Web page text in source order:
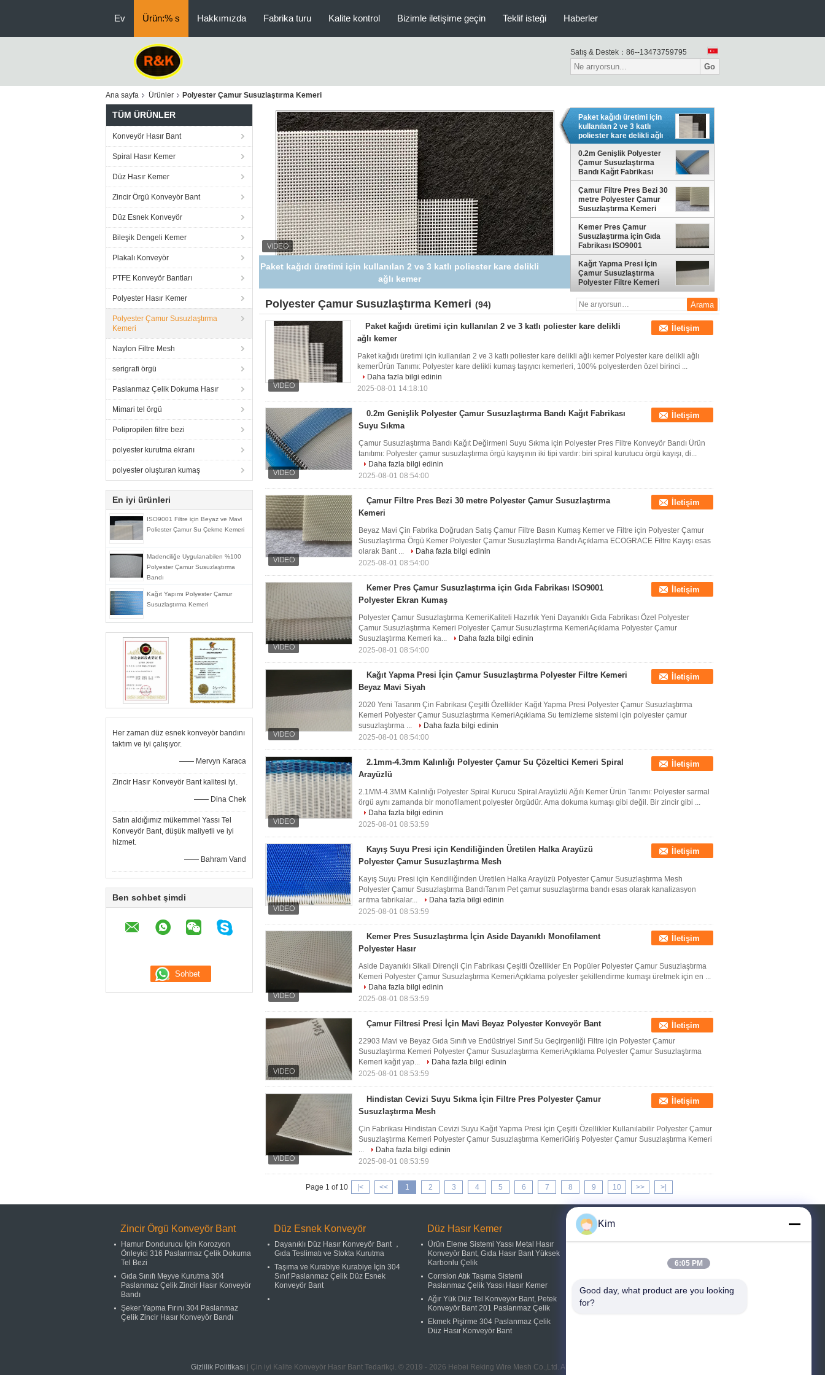
Ev Ürün:% s Hakkımızda Fabrika turu Kalite kontrol Bizimle iletişime geçin Teklif isteği Haberler
Satış & Destek： 86--13473759795
Go
Ana sayfa Ürünler Polyester Çamur Susuzlaştırma Kemeri
TÜM ÜRÜNLER
Konveyör Hasır Bant
Spiral Hasır Kemer
Düz Hasır Kemer
Zincir Örgü Konveyör Bant
Düz Esnek Konveyör
Bileşik Dengeli Kemer
Plakalı Konveyör
PTFE Konveyör Bantları
Polyester Hasır Kemer
Polyester Çamur Susuzlaştırma
Kemeri
Naylon Filtre Mesh
serigrafi örgü
Paslanmaz Çelik Dokuma Hasır
Mimari tel örgü
Polipropilen filtre bezi
polyester kurutma ekranı
polyester oluşturan kumaş
En iyi ürünleri
ISO9001 Filtre için Beyaz ve Mavi
Poliester Çamur Su Çekme Kemeri
Madenciliğe Uygulanabilen %100
Polyester Çamur Susuzlaştırma
Bandı
Kağıt Yapımı Polyester Çamur
Susuzlaştırma Kemeri
Her zaman düz esnek konveyör bandını
taktım ve iyi çalışıyor.
—— Mervyn Karaca
Zincir Hasır Konveyör Bant kalitesi iyi.
—— Dina Chek
Satın aldığımız mükemmel Yassı Tel
Konveyör Bant, düşük maliyetli ve iyi
hizmet.
—— Bahram Vand
Ben sohbet şimdi
0.2m Genişlik Polyester Çamur Susuzlaştırma Bandı Kağıt
Fabrikası Suyu Sıkma
Paket kağıdı üretimi için
kullanılan 2 ve 3 katlı
poliester kare delikli ağlı
kemer
0.2m Genişlik Polyester
Çamur Susuzlaştırma
Bandı Kağıt Fabrikası
Suyu Sıkma
Çamur Filtre Pres Bezi 30
metre Polyester Çamur
Susuzlaştırma Kemeri
Kemer Pres Çamur
Susuzlaştırma için Gıda
Fabrikası ISO9001
Polyester Ekran Kumaş
Kağıt Yapma Presi İçin
Çamur Susuzlaştırma
Polyester Filtre Kemeri
Beyaz Mavi Siyah
Polyester Çamur Susuzlaştırma Kemeri (94)
Paket kağıdı üretimi için kullanılan 2 ve 3 katlı poliester kare delikli
ağlı kemer
İletişim
Paket kağıdı üretimi için kullanılan 2 ve 3 katlı poliester kare delikli ağlı kemer Polyester kare delikli ağlı
kemerÜrün Tanımı: Polyester kare delikli kumaş taşıyıcı kemerleri, 100% polyesterden özel birinci ...
Daha fazla bilgi edinin
2025-08-01 14:18:10
0.2m Genişlik Polyester Çamur Susuzlaştırma Bandı Kağıt Fabrikası
Suyu Sıkma
İletişim
Çamur Susuzlaştırma Bandı Kağıt Değirmeni Suyu Sıkma için Polyester Pres Filtre Konveyör Bandı Ürün
tanıtımı: Polyester çamur susuzlaştırma örgü kayışının iki tipi vardır: biri spiral kurutucu örgü kayışı, di...
Daha fazla bilgi edinin
2025-08-01 08:54:00
Çamur Filtre Pres Bezi 30 metre Polyester Çamur Susuzlaştırma
Kemeri
İletişim
Beyaz Mavi Çin Fabrika Doğrudan Satış Çamur Filtre Basın Kumaş Kemer ve Filtre için Polyester Çamur
Susuzlaştırma Örgü Kemer Polyester Çamur Susuzlaştırma Bandı Açıklama ECOGRACE Filtre Kayışı esas
olarak Bant ...
Daha fazla bilgi edinin
2025-08-01 08:54:00
Kemer Pres Çamur Susuzlaştırma için Gıda Fabrikası ISO9001
Polyester Ekran Kumaş
İletişim
Polyester Çamur Susuzlaştırma KemeriKaliteli Hazırlık Yeni Dayanıklı Gıda Fabrikası Özel Polyester
Çamur Susuzlaştırma Kemeri Polyester Çamur Susuzlaştırma KemeriAçıklama Polyester Çamur
Susuzlaştırma Kemeri ka...
Daha fazla bilgi edinin
2025-08-01 08:54:00
Kağıt Yapma Presi İçin Çamur Susuzlaştırma Polyester Filtre Kemeri
Beyaz Mavi Siyah
İletişim
2020 Yeni Tasarım Çin Fabrikası Çeşitli Özellikler Kağıt Yapma Presi Polyester Çamur Susuzlaştırma
Kemeri Polyester Çamur Susuzlaştırma KemeriAçıklama Su temizleme sistemi için polyester çamur
susuzlaştırma ...
Daha fazla bilgi edinin
2025-08-01 08:54:00
2.1mm-4.3mm Kalınlığı Polyester Çamur Su Çözeltici Kemeri Spiral
Arayüzlü
İletişim
2.1MM-4.3MM Kalınlığı Polyester Spiral Kurucu Spiral Arayüzlü Ağılı Kemer Ürün Tanımı: Polyester sarmal
örgü aynı zamanda bir monofilament polyester örgüdür. Ama dokuma kumaşı gibi değil. Bir zincir gibi ...
Daha fazla bilgi edinin
2025-08-01 08:53:59
Kayış Suyu Presi için Kendiliğinden Üretilen Halka Arayüzü
Polyester Çamur Susuzlaştırma Mesh
İletişim
Kayış Suyu Presi için Kendiliğinden Üretilen Halka Arayüzü Polyester Çamur Susuzlaştırma Mesh
Polyester Çamur Susuzlaştırma BandıTanım Pet çamur susuzlaştırma bandı esas olarak kanalizasyon
arıtma fabrikalar...
Daha fazla bilgi edinin
2025-08-01 08:53:59
Kemer Pres Susuzlaştırma İçin Aside Dayanıklı Monofilament
Polyester Hasır
İletişim
Aside Dayanıklı Slkali Dirençli Çin Fabrikası Çeşitli Özellikler En Popüler Polyester Çamur Susuzlaştırma
Kemeri Polyester Çamur Susuzlaştırma KemeriAçıklama polyester şekillendirme kumaşı üretmek için en ...
Daha fazla bilgi edinin
2025-08-01 08:53:59
Çamur Filtresi Presi İçin Mavi Beyaz Polyester Konveyör Bant İletişim
22903 Mavi ve Beyaz Gıda Sınıfı ve Endüstriyel Sınıf Su Geçirgenliği Filtre için Polyester Çamur
Susuzlaştırma Kemeri Polyester Çamur Susuzlaştırma KemeriAçıklama Polyester Çamur Susuzlaştırma
Kemeri kağıt yap...
Daha fazla bilgi edinin
2025-08-01 08:53:59
Hindistan Cevizi Suyu Sıkma İçin Filtre Pres Polyester Çamur
Susuzlaştırma Mesh
İletişim
Çin Fabrikası Hindistan Cevizi Suyu Kağıt Yapma Presi İçin Çeşitli Özellikler Kullanılabilir Polyester Çamur
Susuzlaştırma Kemeri Polyester Çamur Susuzlaştırma KemeriGiriş Polyester Çamur Susuzlaştırma Kemeri
...
Daha fazla bilgi edinin
2025-08-01 08:53:59
Page 1 of 10 |< << 1 2 3 4 5 6 7 8 9 10 >> >|
Zincir Örgü Konveyör Bant
Hamur Dondurucu İçin Korozyon
Önleyici 316 Paslanmaz Çelik Dokuma
Tel Bezi
Gıda Sınıfı Meyve Kurutma 304
Paslanmaz Çelik Zincir Hasır Konveyör
Bandı
Şeker Yapma Fırını 304 Paslanmaz
Çelik Zincir Hasır Konveyör Bandı
Düz Esnek Konveyör
Dayanıklı Düz ​​Hasır Konveyör Bant ，
Gıda Teslimatı ve Stokta Kurutma
Taşıma ve Kurabiye Kurabiye İçin 304
Sınıf Paslanmaz Çelik Düz Esnek
Konveyör Bant
Düz Hasır Kemer
Ürün Eleme Sistemi Yassı Metal Hasır
Konveyör Bant, Gıda Hasır Bant Yüksek
Karbonlu Çelik
Corrsion Atık Taşıma Sistemi
Paslanmaz Çelik Yassı Hasır Kemer
Ağır Yük Düz Tel Konveyör Bant, Petek
Konveyör Bant 201 Paslanmaz Çelik
Ekmek Pişirme 304 Paslanmaz Çelik
Düz Hasır Konveyör Bant
Teklif isteği
Gizlilik Politikası | Çin iyi Kalite Konveyör Hasır Bant Tedarikçi. © 2019 - 2026 Hebei Reking Wire Mesh Co.,Ltd. All Rights Reserved.
Kim
6:05 PM
Good day, what product are you looking
for?